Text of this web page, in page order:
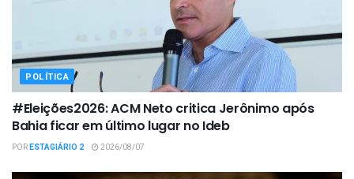
POLÍTICA
#Eleições2026: ACM Neto critica Jerônimo após
Bahia ficar em último lugar no Ideb
PORESTAGIÁRIO 2 2026/08/07